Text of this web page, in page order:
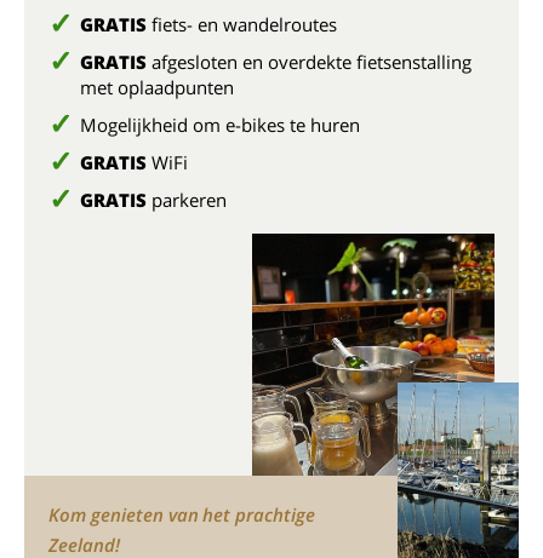
GRATIS fiets- en wandelroutes
GRATIS afgesloten en overdekte fietsenstalling
met oplaadpunten
Mogelijkheid om e-bikes te huren
GRATIS WiFi
GRATIS parkeren
Kom genieten van het prachtige
Zeeland!